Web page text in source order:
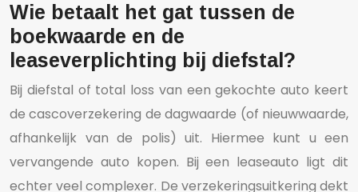
Wie betaalt het gat tussen de
boekwaarde en de
leaseverplichting bij diefstal?
Bij diefstal of total loss van een gekochte auto keert
de cascoverzekering de dagwaarde (of nieuwwaarde,
afhankelijk van de polis) uit. Hiermee kunt u een
vervangende auto kopen. Bij een leaseauto ligt dit
echter veel complexer. De verzekeringsuitkering dekt